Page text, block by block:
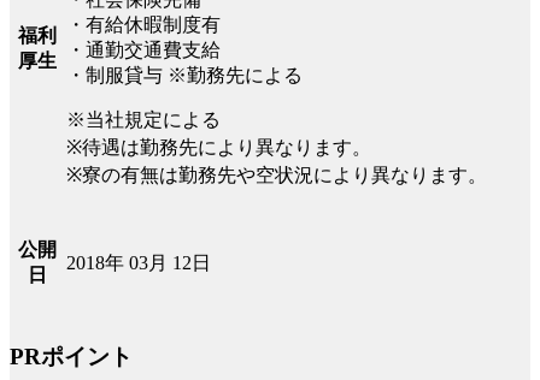
福利
厚生
・有給休暇制度有
・通勤交通費支給
・制服貸与 ※勤務先による
※当社規定による
※待遇は勤務先により異なります。
※寮の有無は勤務先や空状況により異なります。
公開
日
2018年 03月 12日
PRポイント